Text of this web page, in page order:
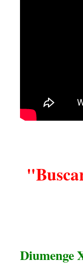
Diumenge